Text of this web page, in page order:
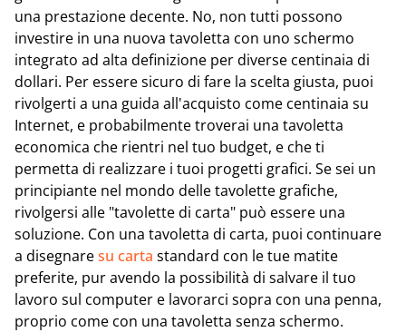
una prestazione decente. No, non tutti possono
investire in una nuova tavoletta con uno schermo
integrato ad alta definizione per diverse centinaia di
dollari. Per essere sicuro di fare la scelta giusta, puoi
rivolgerti a una guida all'acquisto come centinaia su
Internet, e probabilmente troverai una tavoletta
economica che rientri nel tuo budget, e che ti
permetta di realizzare i tuoi progetti grafici. Se sei un
principiante nel mondo delle tavolette grafiche,
rivolgersi alle "tavolette di carta" può essere una
soluzione. Con una tavoletta di carta, puoi continuare
a disegnaresu carta standard con le tue matite
preferite, pur avendo la possibilità di salvare il tuo
lavoro sul computer e lavorarci sopra con una penna,
proprio come con una tavoletta senza schermo.